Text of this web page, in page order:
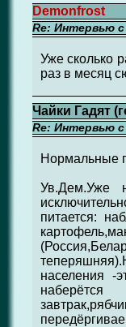
Demonfrost
Re: Интервью
Уже сколько
раз в месяц
Чайки Гадят
Re: Интервью
Нормальные
Ув.Дем.Уже
питается:
населения -